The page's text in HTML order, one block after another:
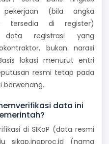
(bila angka
tersedia di register)
data registrasi yang
bukan narasi
lokasi menurut entri
resmi tetap pada
berwenang.
data ini
di SIKaP (data resmi
sikap.inaproc.id (nama